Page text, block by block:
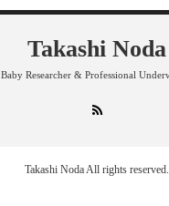
Takashi Noda
Baby Researcher & Professional
Takashi NodaAll rights reserved.